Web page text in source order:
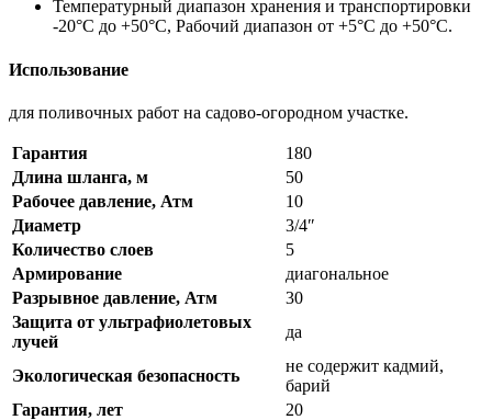
Температурный диапазон хранения и транспортировки
-20°С до +50°С, Рабочий диапазон от +5°С до +50°С.
Использование
для поливочных работ на садово-огородном участке.
Гарантия
180
Длина шланга, м
50
Рабочее давление, Атм
10
Диаметр
3/4″
Количество слоев
5
Армирование
диагональное
Разрывное давление, Атм
30
Защита от ультрафиолетовых
лучей
да
Экологическая безопасность
не содержит кадмий,
барий
Гарантия, лет
20